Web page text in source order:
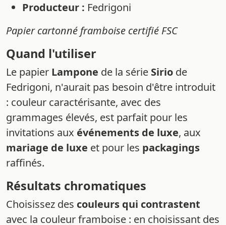
Producteur : Fedrigoni
Papier cartonné framboise certifié FSC
Quand l'utiliser
Le papier Lampone de la série Sirio de
Fedrigoni, n'aurait pas besoin d'être introduit
: couleur caractérisante, avec des
grammages élevés, est parfait pour les
invitations aux événements de luxe, aux
mariage de luxe et pour les packagings
raffinés.
Résultats chromatiques
Choisissez des couleurs qui contrastent
avec la couleur framboise : en choisissant des